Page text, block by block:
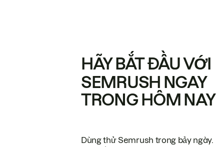
HÃY BẮT ĐẦU VỚI
SEMRUSH NGAY
TRONG HÔM NAY
Dùng thử Semrush trong bảy ngày.